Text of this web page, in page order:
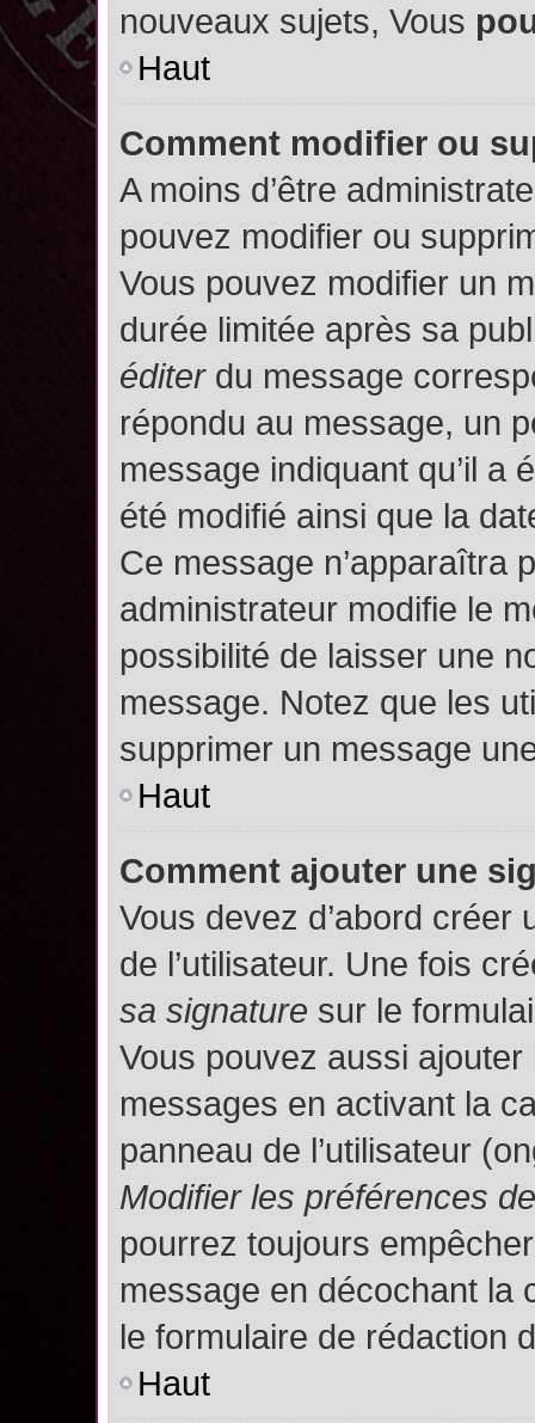
nouveaux sujets, Vous
Haut
Comment modifier ou
A moins d’être
pouvez modifier ou
Vous pouvez modifier un
durée limitée après sa
éditerdu message
répondu au message, un
message indiquant qu’il a
été modifié ainsi que la
Ce message n’apparaîtra
administrateur modifie le
possibilité de laisser une
message. Notez que les
supprimer un message
Haut
Comment ajouter une
Vous devez d’abord
de l’utilisateur. Une fois
sa signature sur le
Vous pouvez aussi
messages en activant la
panneau de l’utilisateur
Modifier les préférences
pourrez toujours
message en décochant la
le formulaire de rédaction
Haut